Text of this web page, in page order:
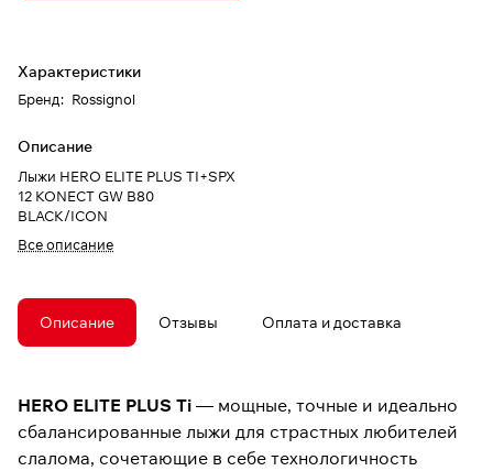
Характеристики
Бренд: Rossignol
Описание
Лыжи HERO ELITE PLUS TI+SPX
12 KONECT GW B80
BLACK/ICON
Все описание
Описание Отзывы Оплата и доставка
HERO ELITE PLUS Ti — мощные, точные и идеально
сбалансированные лыжи для страстных любителей
слалома, сочетающие в себе технологичность